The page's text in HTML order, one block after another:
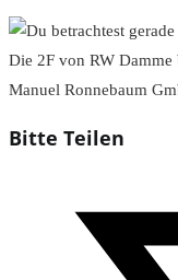
Bitte Teilen